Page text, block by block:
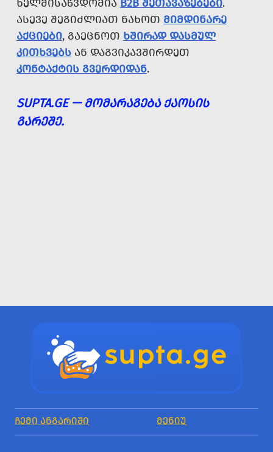
ᲮᲔᲚᲛᲘᲡᲐᲬᲕᲓᲝᲛᲘᲐ B2B ᲨᲔᲗᲐᲕᲐᲖᲔᲑᲔᲑᲘ.
ᲐᲡᲔᲕᲔ ᲨᲔᲒᲘᲫᲚᲘᲐᲗ ᲜᲐᲮᲝᲗ ᲛᲘᲛᲓᲘᲜᲐᲠᲔ
ᲐᲥᲪᲘᲔᲑᲘ, ᲒᲐᲔᲪᲜᲝᲗ ᲮᲨᲘᲠᲐᲓ ᲓᲐᲡᲛᲣᲚ
ᲙᲘᲗᲮᲕᲔᲑᲡ ᲐᲜ ᲓᲐᲒᲕᲘᲙᲐᲕᲨᲘᲠᲓᲔᲗ
ᲙᲝᲜᲢᲐᲥᲢᲘᲡ ᲒᲕᲔᲠᲓᲘᲓᲐᲜ.
SUPTA.GE — ᲛᲝᲛᲐᲠᲐᲒᲔᲑᲐ ᲥᲐᲝᲡᲘᲡ
ᲒᲐᲠᲔᲨᲔ.
ᲩᲔᲛᲘ ᲐᲜᲒᲐᲠᲘᲨᲘ ᲛᲔᲜᲘᲣ